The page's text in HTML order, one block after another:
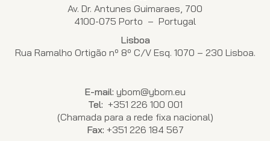
Av. Dr. Antunes Guimaraes, 700
4100-075 Porto – Portugal
Lisboa
Rua Ramalho Ortigão nº 8º C/V Esq. 1070 – 230 Lisboa.
E-mail: ybom@ybom.eu
Tel: +351 226 100 001
(Chamada para a rede fixa nacional)
Fax: +351 226 184 567